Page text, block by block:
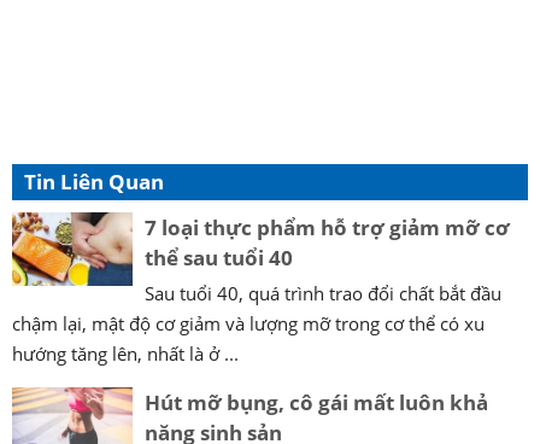
Tin Liên Quan
7 loại thực phẩm hỗ trợ giảm mỡ cơ
thể sau tuổi 40
Sau tuổi 40, quá trình trao đổi chất bắt đầu
chậm lại, mật độ cơ giảm và lượng mỡ trong cơ thể có xu
hướng tăng lên, nhất là ở ...
Hút mỡ bụng, cô gái mất luôn khả
năng sinh sản